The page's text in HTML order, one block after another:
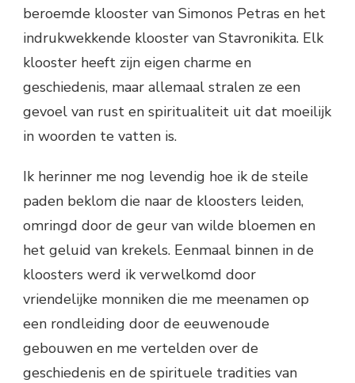
beroemde klooster van Simonos Petras en het
indrukwekkende klooster van Stavronikita. Elk
klooster heeft zijn eigen charme en
geschiedenis, maar allemaal stralen ze een
gevoel van rust en spiritualiteit uit dat moeilijk
in woorden te vatten is.
Ik herinner me nog levendig hoe ik de steile
paden beklom die naar de kloosters leiden,
omringd door de geur van wilde bloemen en
het geluid van krekels. Eenmaal binnen in de
kloosters werd ik verwelkomd door
vriendelijke monniken die me meenamen op
een rondleiding door de eeuwenoude
gebouwen en me vertelden over de
geschiedenis en de spirituele tradities van